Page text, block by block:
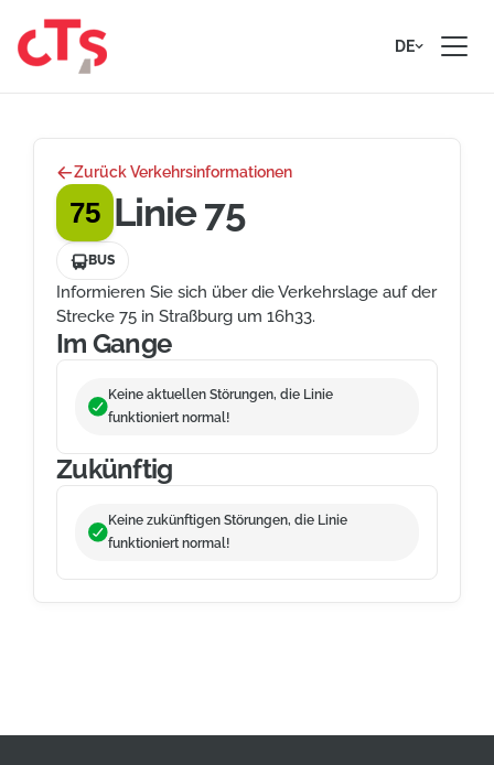
DE
Zurück Verkehrsinformationen
75 Linie 75
BUS
Informieren Sie sich über die Verkehrslage auf der
Strecke 75 in Straßburg um 16h33.
Im Gange
Keine aktuellen Störungen, die Linie
funktioniert normal!
Zukünftig
Keine zukünftigen Störungen, die Linie
funktioniert normal!